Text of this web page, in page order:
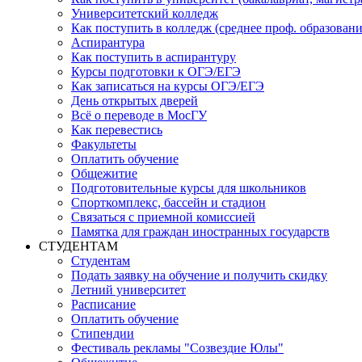
Университетский колледж
Как поступить в колледж (среднее проф.
Аспирантура
Как поступить в аспирантуру
Курсы подготовки к ОГЭ/ЕГЭ
Как записаться на курсы ОГЭ/ЕГЭ
День открытых дверей
Всё о переводе в МосГУ
Как перевестись
Факультеты
Оплатить обучение
Общежитие
Подготовительные курсы для школьников
Спорткомплекс, бассейн и стадион
Связаться с приемной комиссией
Памятка для граждан иностранных государств
СТУДЕНТАМ
Студентам
Подать заявку на обучение и получить скидку
Летний университет
Расписание
Оплатить обучение
Стипендии
Фестиваль рекламы "Созвездие Юлы"